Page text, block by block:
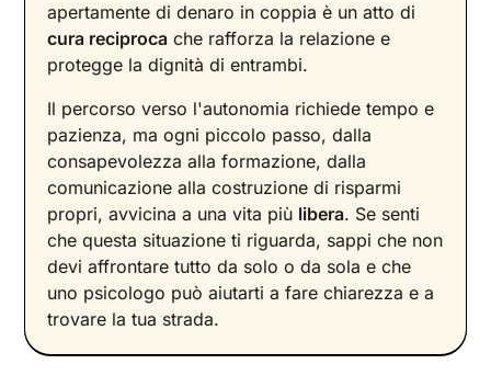
apertamente di denaro in coppia è un atto di
cura reciproca che rafforza la relazione e
protegge la dignità di entrambi.
Il percorso verso l'autonomia richiede tempo e
pazienza, ma ogni piccolo passo, dalla
consapevolezza alla formazione, dalla
comunicazione alla costruzione di risparmi
propri, avvicina a una vita più libera. Se senti
che questa situazione ti riguarda, sappi che non
devi affrontare tutto da solo o da sola e che
uno psicologo può aiutarti a fare chiarezza e a
trovare la tua strada.